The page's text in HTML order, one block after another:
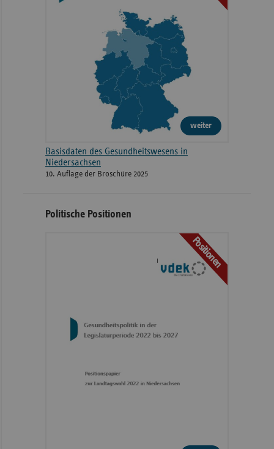
weiter
Basisdaten des Gesundheitswesens in
Niedersachsen
10. Auflage der Broschüre 2025
Politische Positionen
Positionen